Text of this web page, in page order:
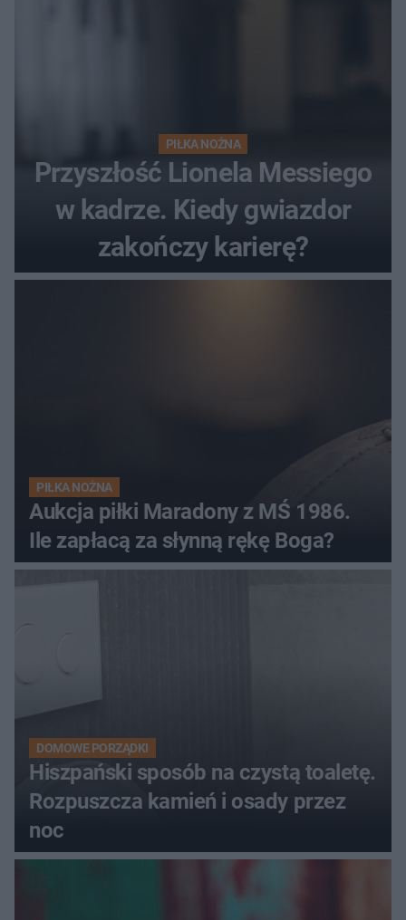
PIŁKA NOŻNA
Przyszłość Lionela Messiego
w kadrze. Kiedy gwiazdor
zakończy karierę?
PIŁKA NOŻNA
Aukcja piłki Maradony z MŚ 1986.
Ile zapłacą za słynną rękę Boga?
DOMOWE PORZĄDKI
Hiszpański sposób na czystą toaletę.
Rozpuszcza kamień i osady przez
noc